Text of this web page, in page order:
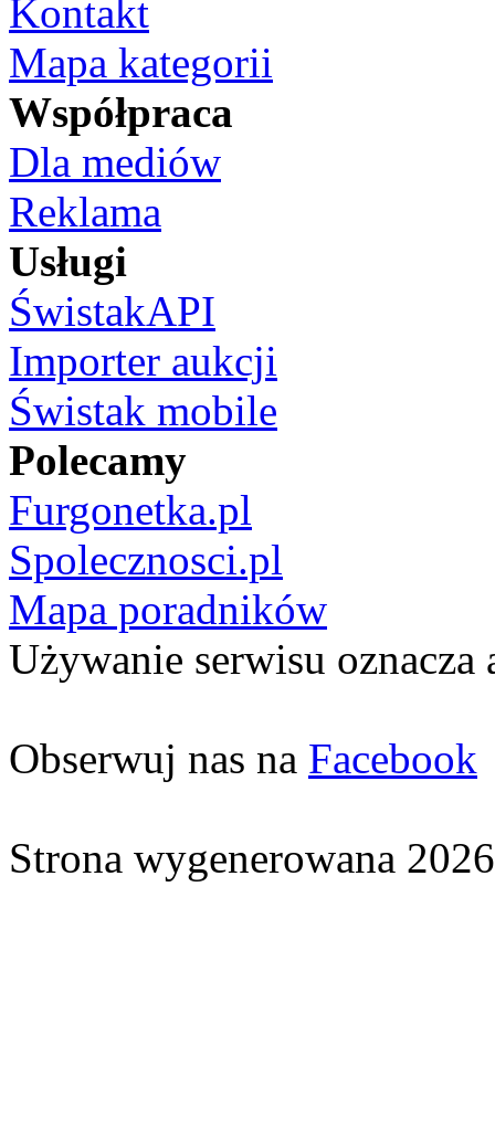
Kontakt
Mapa kategorii
Współpraca
Dla mediów
Reklama
Usługi
ŚwistakAPI
Importer aukcji
Świstak mobile
Polecamy
Furgonetka.pl
Spolecznosci.pl
Mapa poradników
Używanie serwisu oznacza
Obserwuj nas na Facebook
Strona wygenerowana